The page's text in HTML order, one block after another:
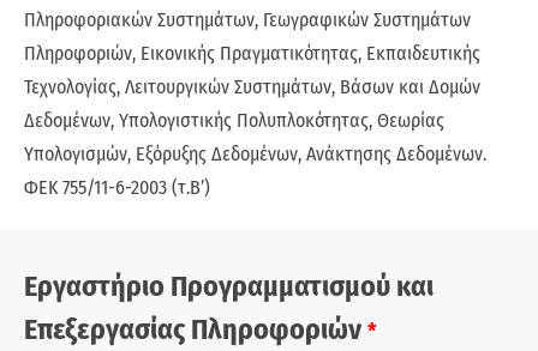
Πληροφοριακών Συστημάτων, Γεωγραφικών Συστημάτων
Πληροφοριών, Εικονικής Πραγματικότητας, Εκπαιδευτικής
Τεχνολογίας, Λειτουργικών Συστημάτων, Βάσων και Δομών
Δεδομένων, Υπολογιστικής Πολυπλοκότητας, Θεωρίας
Υπολογισμών, Εξόρυξης Δεδομένων, Ανάκτησης Δεδομένων.
ΦΕΚ 755/11-6-2003 (τ.Β’)
Εργαστήριο Προγραμματισμού και
Επεξεργασίας Πληροφοριών *